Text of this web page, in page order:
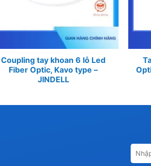
Coupling tay khoan 6 lỗ Led
Fiber Optic, Kavo type –
JINDELL